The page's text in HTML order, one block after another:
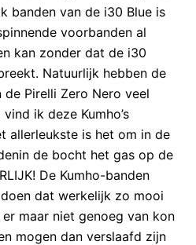
banden van de i30 Blue is
voorbanden al
kan zonder dat de i30
Natuurlijk hebben de
Pirelli Zero Nero veel
ik deze Kumho’s
allerleukste is het om in de
de bocht het gas op de
De Kumho-banden
dat werkelijk zo mooi
maar niet genoeg van kon
mogen dan verslaafd zijn